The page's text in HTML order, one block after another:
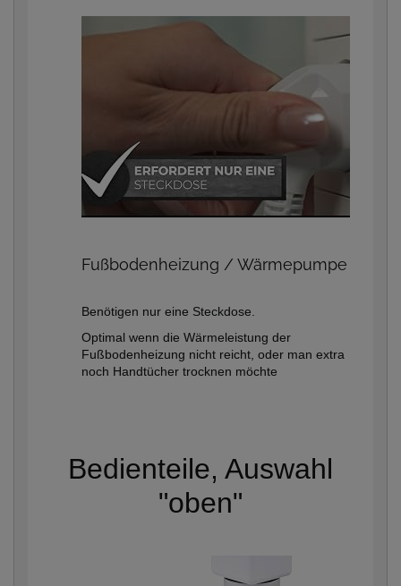
Fußbodenheizung / Wärmepumpe
Benötigen nur eine Steckdose.
Optimal wenn die Wärmeleistung der
Fußbodenheizung nicht reicht, oder man extra
noch Handtücher trocknen möchte
Bedienteile, Auswahl
"oben"